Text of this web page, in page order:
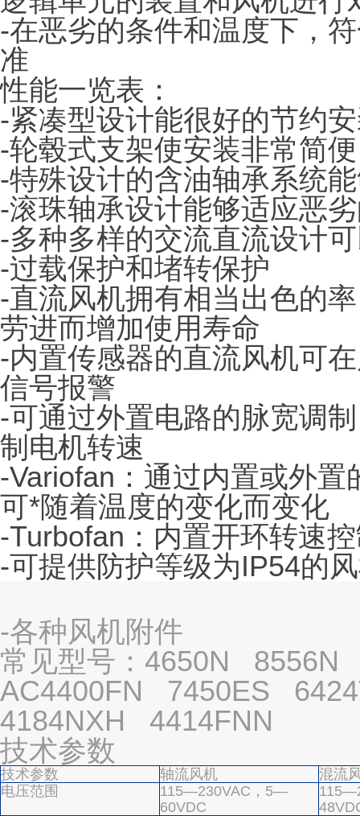
-在恶劣的条件和温度下，
准
性能一览表：
-紧凑型设计能很好的节约
-轮毂式支架使安装非常简便
-特殊设计的含油轴承系统
-滚珠轴承设计能够适应恶
-多种多样的交流直流设计
-过载保护和堵转保护
-直流风机拥有相当出色的
劳进而增加使用寿命
-内置传感器的直流风机可
信号报警
-可通过外置电路的脉宽调
制电机转速
-Variofan：通过内置或外
可*随着温度的变化而变化
-Turbofan：内置开环转速
-可提供防护等级为IP54的
-各种风机附件
常见型号：4650N
AC4400FN 7450ES
4184NXH 4414FNN
技术参数
技术参数 轴流风机
混流
电压范围
115—230VAC，5—
60VDC